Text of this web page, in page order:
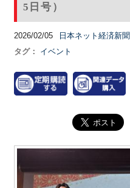
5日号）
2026/02/05 日本ネット経済新聞
タグ：
イベント